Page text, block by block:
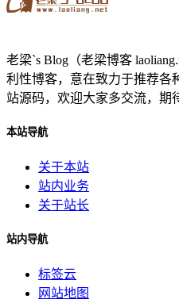
老梁`s Blog（老梁博客
利性博客，意在致力于推荐各
站源码，欢迎大家多交流，期
本站导航
关于本站
站内业务
关于站长
站内导航
标签云
网站地图